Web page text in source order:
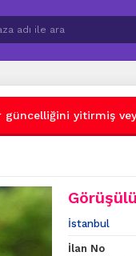
yitirmiş
İstanbul
İlan No